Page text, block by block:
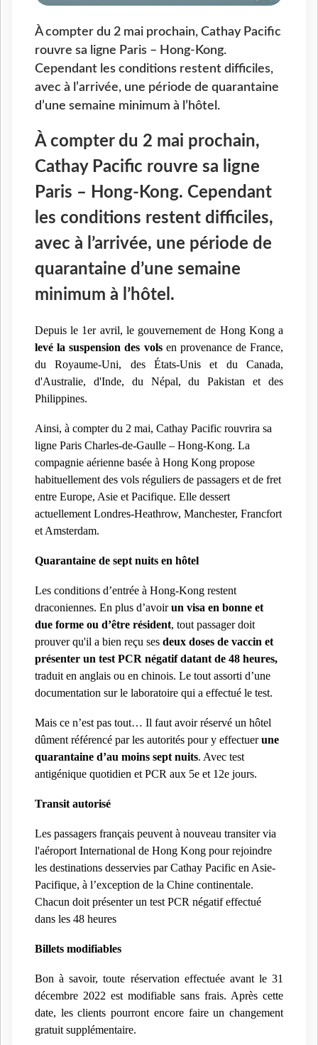
À compter du 2 mai prochain, Cathay Pacific
rouvre sa ligne Paris – Hong-Kong.
Cependant les conditions restent difficiles,
avec à l’arrivée, une période de quarantaine
d’une semaine minimum à l’hôtel.
À compter du 2 mai prochain,
Cathay Pacific rouvre sa ligne
Paris – Hong-Kong. Cependant
les conditions restent difficiles,
avec à l’arrivée, une période de
quarantaine d’une semaine
minimum à l’hôtel.
Depuis le 1er avril, le gouvernement de Hong Kong a
levé la suspension des volsen provenance de France,
du Royaume-Uni, des États-Unis et du Canada,
d'Australie, d'Inde, du Népal, du Pakistan et des
Philippines.
Ainsi, à compter du 2 mai, Cathay Pacific rouvrira sa
ligne Paris Charles-de-Gaulle – Hong-Kong. La
compagnie aérienne basée à Hong Kong propose
habituellement des vols réguliers de passagers et de fret
entre Europe, Asie et Pacifique. Elle dessert
actuellement Londres-Heathrow, Manchester, Francfort
et Amsterdam.
Quarantaine de sept nuits en hôtel
Les conditions d’entrée à Hong-Kong restent
draconiennes. En plus d’avoirun visa en bonne et
due forme ou d’être résident, tout passager doit
prouver qu'il a bien reçu ses deux doses de vaccin et
présenter un test PCR négatif datant de 48 heures,
traduit en anglais ou en chinois. Le tout assorti d’une
documentation sur le laboratoire qui a effectué le test.
Mais ce n’est pas tout… Il faut avoir réservé un hôtel
dûment référencé par les autorités pour y effectuerune
quarantaine d’au moins sept nuits. Avec test
antigénique quotidien et PCR aux 5e et 12e jours.
Transit autorisé
Les passagers français peuvent à nouveau transiter via
l'aéroport International de Hong Kong pour rejoindre
les destinations desservies par Cathay Pacific en Asie-
Pacifique, à l’exception de la Chine continentale.
Chacun doit présenter un test PCR négatif effectué
dans les 48 heures
Billets modifiables
Bon à savoir, toute réservation effectuée avant le 31
décembre 2022 est modifiable sans frais. Après cette
date, les clients pourront encore faire un changement
gratuit supplémentaire.